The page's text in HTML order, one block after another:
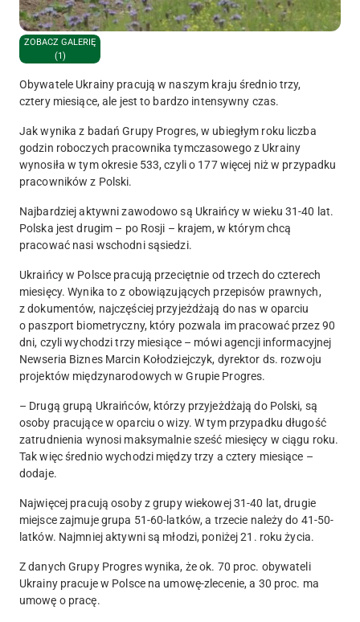
ZOBACZ GALERIĘ
(1)
Obywatele Ukrainy pracują w naszym kraju średnio trzy,
cztery miesiące, ale jest to bardzo intensywny czas.
Jak wynika z badań Grupy Progres, w ubiegłym roku liczba
godzin roboczych pracownika tymczasowego z Ukrainy
wynosiła w tym okresie 533, czyli o 177 więcej niż w przypadku
pracowników z Polski.
Najbardziej aktywni zawodowo są Ukraińcy w wieku 31-40 lat.
Polska jest drugim – po Rosji – krajem, w którym chcą
pracować nasi wschodni sąsiedzi.
Ukraińcy w Polsce pracują przeciętnie od trzech do czterech
miesięcy. Wynika to z obowiązujących przepisów prawnych,
z dokumentów, najczęściej przyjeżdżają do nas w oparciu
o paszport biometryczny, który pozwala im pracować przez 90
dni, czyli wychodzi trzy miesiące – mówi agencji informacyjnej
Newseria Biznes Marcin Kołodziejczyk, dyrektor ds. rozwoju
projektów międzynarodowych w Grupie Progres.
– Drugą grupą Ukraińców, którzy przyjeżdżają do Polski, są
osoby pracujące w oparciu o wizy. W tym przypadku długość
zatrudnienia wynosi maksymalnie sześć miesięcy w ciągu roku.
Tak więc średnio wychodzi między trzy a cztery miesiące –
dodaje.
Najwięcej pracują osoby z grupy wiekowej 31-40 lat, drugie
miejsce zajmuje grupa 51-60-latków, a trzecie należy do 41-50-
latków. Najmniej aktywni są młodzi, poniżej 21. roku życia.
Z danych Grupy Progres wynika, że ok. 70 proc. obywateli
Ukrainy pracuje w Polsce na umowę-zlecenie, a 30 proc. ma
umowę o pracę.